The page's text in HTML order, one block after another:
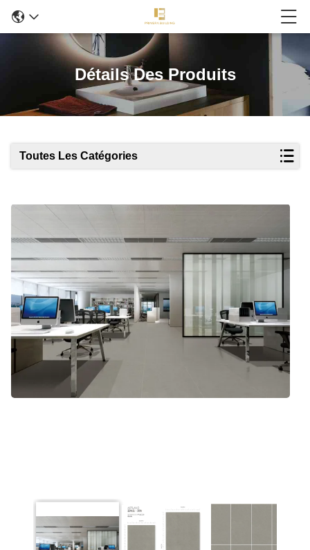
Détails Des Produits
Toutes Les Catégories